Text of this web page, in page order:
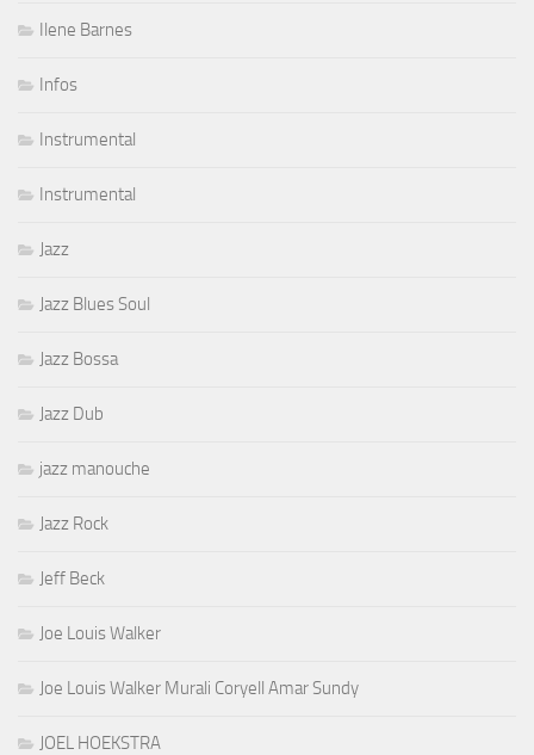
Ilene Barnes
Infos
Instrumental
Instrumental
Jazz
Jazz Blues Soul
Jazz Bossa
Jazz Dub
jazz manouche
Jazz Rock
Jeff Beck
Joe Louis Walker
Joe Louis Walker Murali Coryell Amar Sundy
JOEL HOEKSTRA